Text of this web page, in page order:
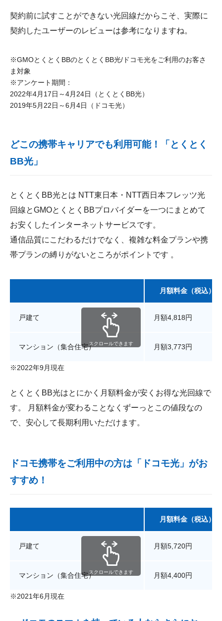
契約前に試すことができない光回線だからこそ、実際に
契約したユーザーのレビューは参考になりますね。
※GMOとくとくBBのとくとくBB光/ドコモ光をご利用のお客さ
ま対象
※アンケート期間：
2022年4月17日～4月24日（とくとくBB光）
2019年5月22日～6月4日（ドコモ光）
どこの携帯キャリアでも利用可能！「とくとく
BB光」
とくとくBB光とは NTT東日本・NTT西日本フレッツ光
回線とGMOとくとくBBプロバイダーを一つにまとめて
お安くしたインターネットサービスです。
通信品質にこだわるだけでなく、複雑な料金プランや携
帯プランの縛りがないところがポイントです 。
月額料金（税込）
戸建て 月額4,818円
マンション（集合住宅） 月額3,773円
スクロールできます
※2022年9月現在
とくとくBB光はとにかく月額料金が安くお得な光回線で
す。 月額料金が変わることなくずーっとこの値段なの
で、安心して長期利用いただけます。
ドコモ携帯をご利用中の方は「ドコモ光」がお
すすめ！
月額料金（税込）
戸建て 月額5,720円
マンション（集合住宅） 月額4,400円
スクロールできます
※2021年6月現在